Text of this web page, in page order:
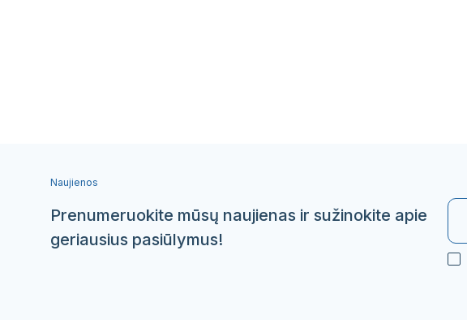
Naujienos
Prenumeruokite mūsų naujienas ir sužinokite apie
geriausius pasiūlymus!